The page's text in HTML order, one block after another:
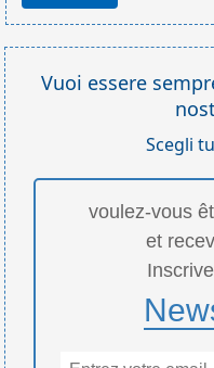
Vuoi essere
Scegli
voulez-vous
et